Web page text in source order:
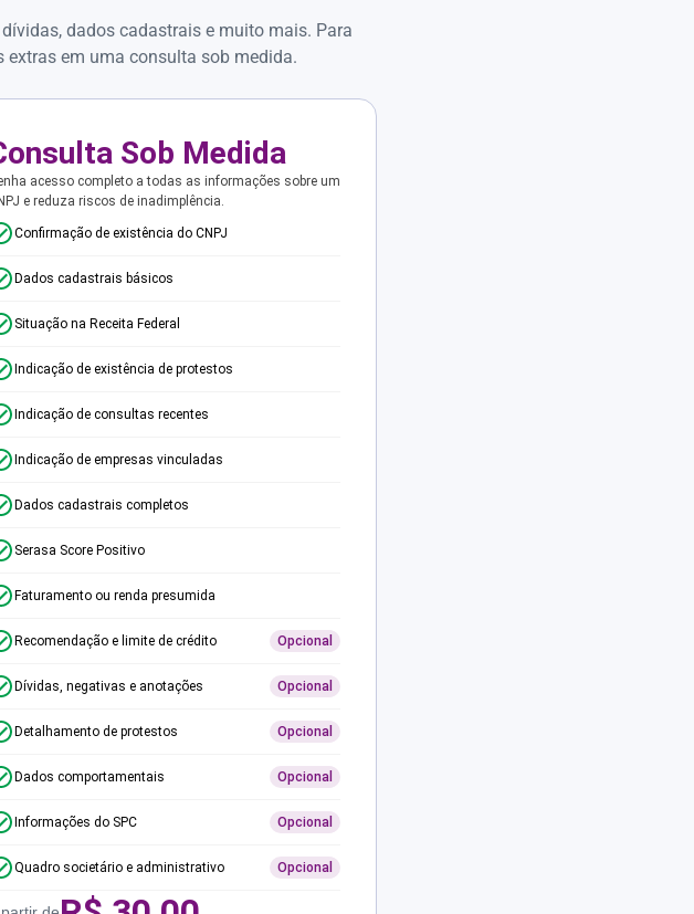
dados cadastrais e muito mais. Para
em uma consulta sob medida.
Sob Medida
acesso completo a todas as informações sobre um
e reduza riscos de inadimplência.
Confirmação de existência do CNPJ
Dados cadastrais básicos
Situação na Receita Federal
Indicação de existência de protestos
Indicação de consultas recentes
Indicação de empresas vinculadas
Dados cadastrais completos
Serasa Score Positivo
Faturamento ou renda presumida
Recomendação e limite de crédito Opcional
Dívidas, negativas e anotações Opcional
Detalhamento de protestos Opcional
Dados comportamentais Opcional
Informações do SPC Opcional
Quadro societário e administrativo Opcional